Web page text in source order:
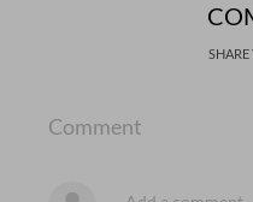
Comment